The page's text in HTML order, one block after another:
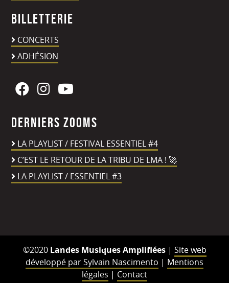
Billetterie
CONCERTS
ADHÉSION
Derniers zooms
LA PLAYLIST / FESTIVAL ESSENTIEL #4
C’EST LE RETOUR DE LA TRIBU DE LMA ! 🚀
LA PLAYLIST / ESSENTIEL #3
©2020 Landes Musiques Amplifiées| Site web
développé par Sylvain Nascimento | Mentions
légales | Contact